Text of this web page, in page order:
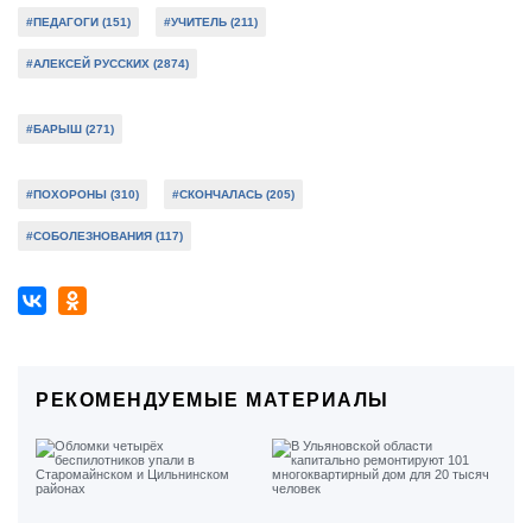
#ПЕДАГОГИ (151) #УЧИТЕЛЬ (211)
#АЛЕКСЕЙ РУССКИХ (2874)
#БАРЫШ (271)
#ПОХОРОНЫ (310) #СКОНЧАЛАСЬ (205)
#СОБОЛЕЗНОВАНИЯ (117)
РЕКОМЕНДУЕМЫЕ МАТЕРИАЛЫ